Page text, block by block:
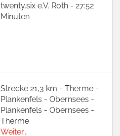
twenty.six e.V. Roth - 27:52
Minuten
Strecke 21,3 km - Therme -
Plankenfels - Obernsees -
Plankenfels - Obernsees -
Therme
Weiter...